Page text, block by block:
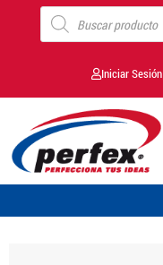
Iniciar Sesión